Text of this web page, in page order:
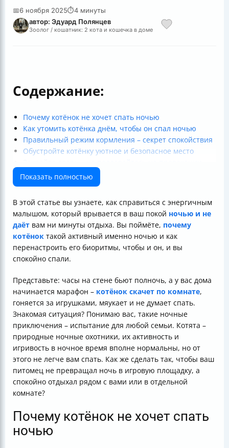
📅6 ноября 2025⏱4 минуты
автор: Эдуард Полянцев
Зоолог / кошатник: 2 кота и кошечка в доме
Содержание:
Почему котёнок не хочет спать ночью
Как утомить котёнка днём, чтобы он спал ночью
Правильный режим кормления – секрет спокойствия
Обустройте котёнку уютное и безопасное место
Игнорирование – важная часть воспитания
Дополнительные советы
Показать полностью
В этой статье вы узнаете, как справиться с энергичным
малышом, который врывается в ваш покой ночью и не
даёт вам ни минуты отдыха. Вы поймёте, почему
котёнок такой активный именно ночью и как
перенастроить его биоритмы, чтобы и он, и вы
спокойно спали.
Представьте: часы на стене бьют полночь, а у вас дома
начинается марафон – котёнок скачет по комнате,
гоняется за игрушками, мяукает и не думает спать.
Знакомая ситуация? Понимаю вас, такие ночные
приключения – испытание для любой семьи. Котята –
природные ночные охотники, их активность и
игривость в ночное время вполне нормальны, но от
этого не легче вам спать. Как же сделать так, чтобы ваш
питомец не превращал ночь в игровую площадку, а
спокойно отдыхал рядом с вами или в отдельной
комнате?
Почему котёнок не хочет спать
ночью